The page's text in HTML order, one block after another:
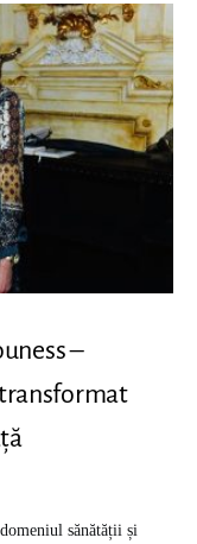
–
transformat
sănătății și